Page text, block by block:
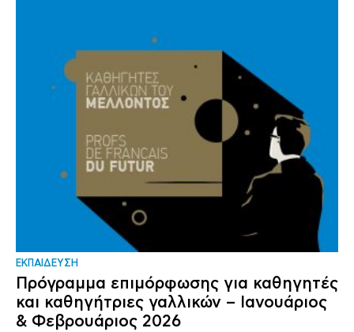
ΕΚΠΑΙΔΕΥΣΗ
Πρόγραμμα επιμόρφωσης για καθηγητές
και καθηγήτριες γαλλικών – Ιανουάριος
& Φεβρουάριος 2026